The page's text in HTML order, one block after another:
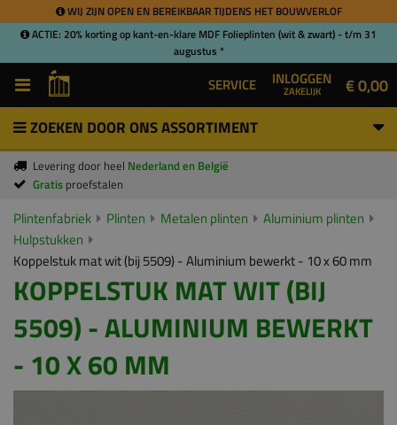
WIJ ZIJN OPEN EN BEREIKBAAR TIJDENS HET BOUWVERLOF
ACTIE: 20% korting op kant-en-klare MDF Folieplinten (wit & zwart) - t/m 31
augustus *
SERVICE INLOGGEN
ZAKELIJK € 0,00
ZOEKEN DOOR ONS ASSORTIMENT
Levering door heel Nederland en België
Gratis proefstalen
Plintenfabriek Plinten Metalen plinten
Aluminium plinten
Hulpstukken
Koppelstuk mat wit (bij 5509) - Aluminium bewerkt - 10 x 60 mm
KOPPELSTUK MAT WIT (BIJ
5509) - ALUMINIUM BEWERKT
- 10 X 60 MM